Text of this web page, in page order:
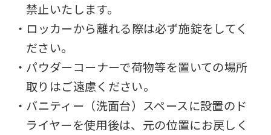
禁止いたします。
・ロッカーから離れる際は必ず施錠をしてく
ださい。
・パウダーコーナーで荷物等を置いての場所
取りはご遠慮ください。
・バニティー（洗面台）スペースに設置のド
ライヤーを使用後は、元の位置にお戻しく
For